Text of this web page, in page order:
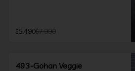
$5.490$7.990
493-Gohan Veggie